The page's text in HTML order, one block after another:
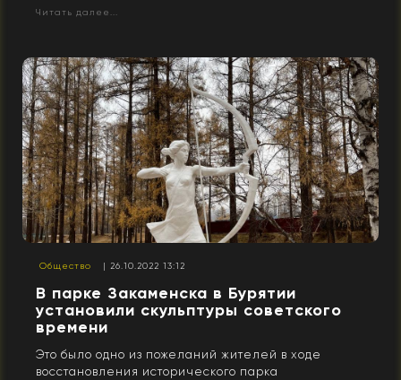
Читать далее...
Общество | 26.10.2022 13:12
В парке Закаменска в Бурятии
установили скульптуры советского
времени
Это было одно из пожеланий жителей в ходе
восстановления исторического парка